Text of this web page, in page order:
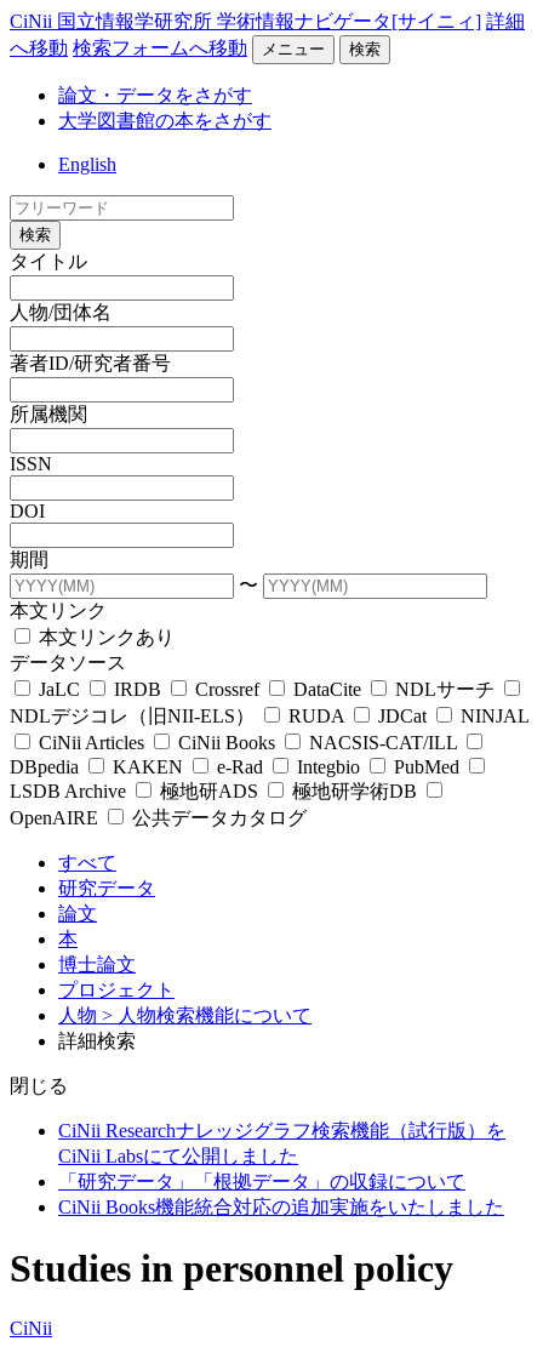
CiNii 国立情報学研究所 学術情報ナビゲータ[サイニィ] 詳細
へ移動 検索フォームへ移動 メニュー 検索
論文・データをさがす
大学図書館の本をさがす
English
検索
タイトル
人物/団体名
著者ID/研究者番号
所属機関
ISSN
DOI
期間
〜
本文リンク
本文リンクあり
データソース
JaLC
IRDB Crossref DataCite
NDLサーチ
NDLデジコレ（旧NII-ELS）
RUDA JDCat
NINJAL
CiNii Articles
CiNii Books
NACSIS-CAT/ILL
DBpedia
KAKEN e-Rad Integbio
PubMed
LSDB Archive
極地研ADS
極地研学術DB
OpenAIRE
公共データカタログ
すべて
研究データ
論文
本
博士論文
プロジェクト
人物 > 人物検索機能について
詳細検索
閉じる
CiNii Researchナレッジグラフ検索機能（試行版）を
CiNii Labsにて公開しました
「研究データ」「根拠データ」の収録について
CiNii Books機能統合対応の追加実施をいたしました
Studies in personnel policy
CiNii